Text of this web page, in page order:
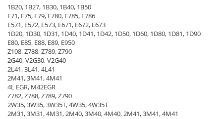
Bobina 24V
Senzor presiune ulei
Senzori temperatura ulei
Senzori suprasarcina
Senzori proximitate
Senzori de viteza
Senzori stabilizare
Senzori de viraj
Senzori de inclinatie
Piese Ferrari
Piese Faun
Piese Dynapack
Piese Compair
Piese Cesab
Piese Case Construction
Piese Case Poclain
Piese Bomag
1B20, 1B27, 1B30, 1B40, 1B50
E71, E75, E79, E780, E785, E786
E571, E572, E573, E671, E672, E673
1D20, 1D30, 1D31, 1D40, 1D41, 1D42, 1D50, 1D60, 1D80, 1D81, 1D90
E80, E85, E88, E89, E950
Z108, Z788, Z789, Z790
2G40, V2G30, V2G40
2L41, 3L41, 4L41
2M41, 3M41, 4M41
4L EGR, M42EGR
Z782, Z788, Z789, Z790
2W35, 3W35, 3W35T, 4W35, 4W35T
2M31, 3M31, 4M31, 2M40, 3M40, 4M40, 2M41, 3M41, 4M41